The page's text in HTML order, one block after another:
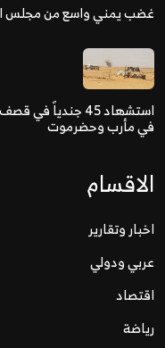
غضب يمني واسع من مجلس
استشهاد 45
في مأرب وحضرموت
الاقسام
اخبار وتقارير
عربي ودولي
اقتصاد
رياضة